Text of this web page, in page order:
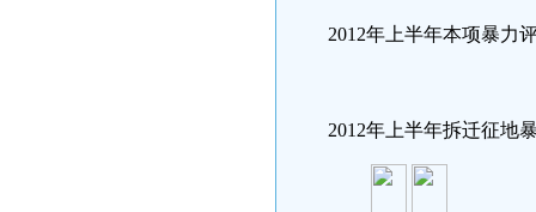
2012年上半年本项暴力
2012年上半年拆迁征地